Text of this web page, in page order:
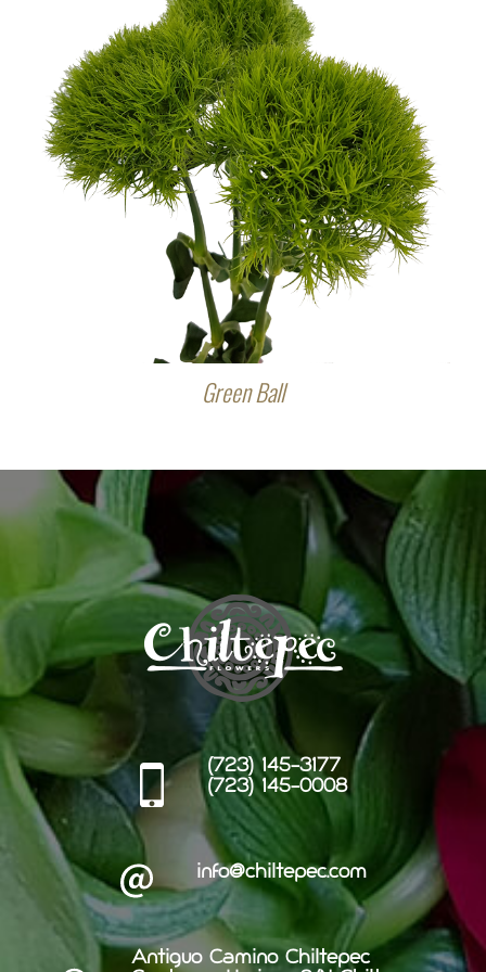
Green Ball
(723) 145-3177
(723) 145-0008
info@chiltepec.com
Antiguo Camino Chiltepec